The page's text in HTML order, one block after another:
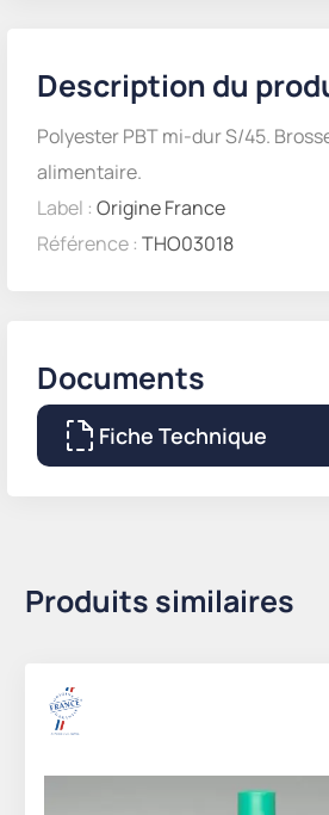
Description du
Polyester PBT mi-dur S/45.
alimentaire.
Label : Origine France
Référence : THO03018
Documents
Fiche Technique
Produits similaires